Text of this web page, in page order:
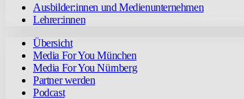
Ausbilder:innen und Medienunternehmen
Lehrer:innen
Übersicht
Media For You München
Media For You Nürnberg
Partner werden
Podcast